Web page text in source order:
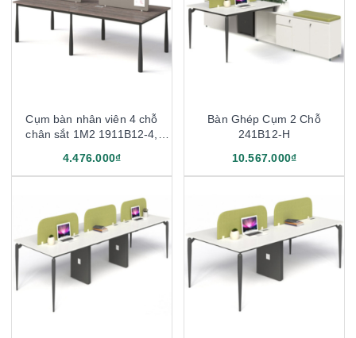
Cụm bàn nhân viên 4 chỗ
chân sắt 1M2 1911B12-4,
4.476.000₫
Bàn Ghép Cụm 2 Chỗ
241B12-H
10.567.000₫